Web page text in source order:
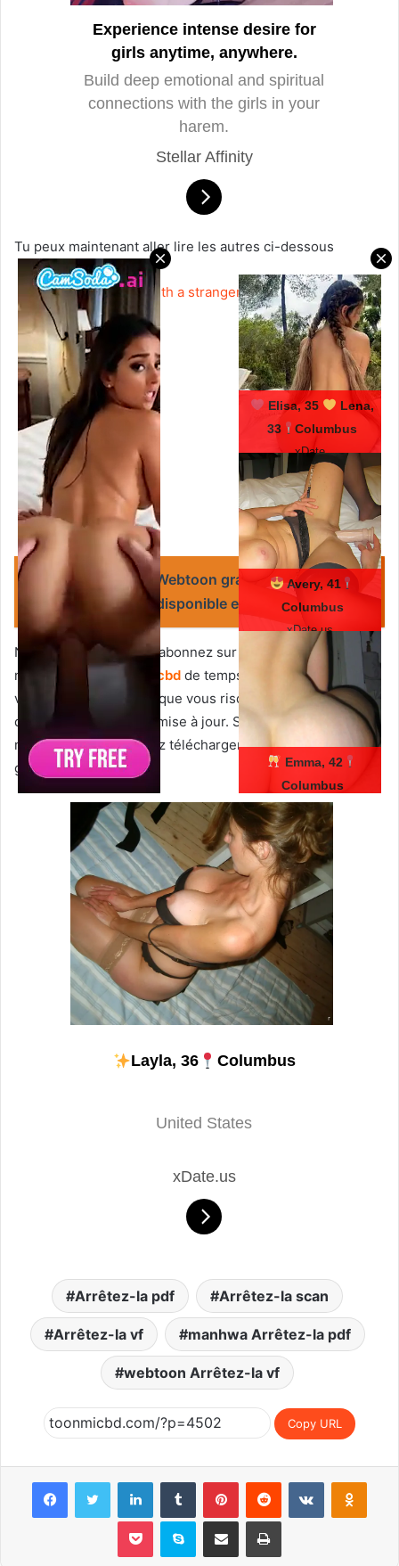
Elisa, 35
Lena,
33
Columbus
xDate
Avery, 41
Columbus
xDate.us
Emma, 42
Columbus
us.hookup
Experience intense desire for
girls anytime, anywhere.
Build deep emotional and spiritual
connections with the girls in your
harem.
Stellar Affinity
Tu peux maintenant aller lire les autres ci-dessous
►I have to sleep with a strangerscan complet en vf
Lire :
Intern Diver Webtoon gratuit
tous les chapitres disponible en VF
N’oubliez pas de, vous abonnez sur le site, et de consulter
notre site Web
oonmicbd de temps en temps pour
vraiment vous assurer que vous risquez de toutes les
dernières versions de mise à jour. Si le jeu sera bientôt
mis à jour, vous pourrez télécharger la mise à jour
gratuitement.
Layla, 36 Columbus
United States
xDate.us
Arrêtez-la pdf Arrêtez-la scan
Arrêtez-la vf manhwa Arrêtez-la pdf
webtoon Arrêtez-la vf
Copy URL